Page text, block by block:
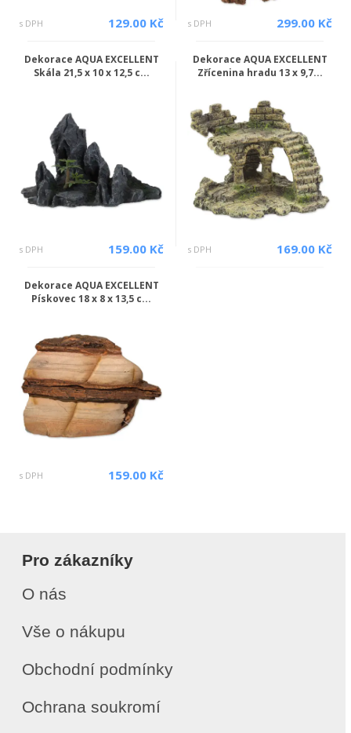
s DPH 129.00 Kč s DPH 299.00 Kč
Dekorace AQUA EXCELLENT
Skála 21,5 x 10 x 12,5 c...
s DPH 159.00 Kč
Dekorace AQUA EXCELLENT
Zřícenina hradu 13 x 9,7...
s DPH 169.00 Kč
Dekorace AQUA EXCELLENT
Pískovec 18 x 8 x 13,5 c...
s DPH 159.00 Kč
Pro zákazníky
O nás
Vše o nákupu
Obchodní podmínky
Ochrana soukromí